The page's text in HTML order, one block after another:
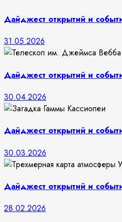
Дайджест открытий и
31.05.2026
Дайджест открытий и
30.04.2026
Дайджест открытий и
30.03.2026
Дайджест открытий и
28.02.2026